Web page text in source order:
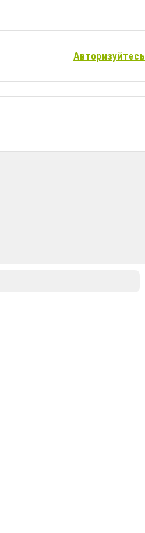
Авторизуйтесь